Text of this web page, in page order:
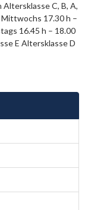
C, B, A,
Mittwochs 17.30 h –
16.45 h – 18.00
E Altersklasse D